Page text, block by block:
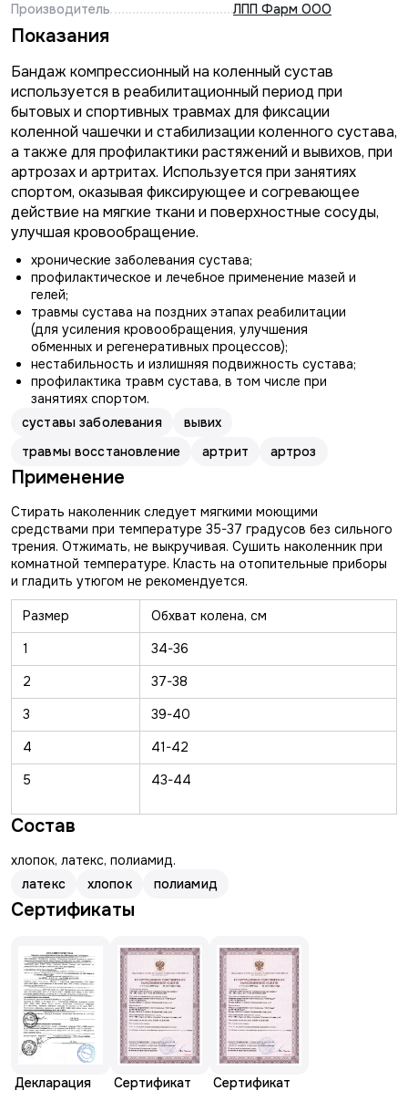
Производитель
ЛПП Фарм ООО
Показания
Бандаж компрессионный на коленный сустав
используется в реабилитационный период при
бытовых и спортивных травмах для фиксации
коленной чашечки и стабилизации коленного сустава,
а также для профилактики растяжений и вывихов, при
артрозах и артритах. Используется при занятиях
спортом, оказывая фиксирующее и согревающее
действие на мягкие ткани и поверхностные сосуды,
улучшая кровообращение.
хронические заболевания сустава;
профилактическое и лечебное применение мазей и
гелей;
травмы сустава на поздних этапах реабилитации
(для усиления кровообращения, улучшения
обменных и регенеративных процессов);
нестабильность и излишняя подвижность сустава;
профилактика травм сустава, в том числе при
занятиях спортом.
суставы заболевания
вывих
травмы восстановление
артрит артроз
Применение
Стирать наколенник следует мягкими моющими
средствами при температуре 35-37 градусов без сильного
трения. Отжимать, не выкручивая. Сушить наколенник при
комнатной температуре. Класть на отопительные приборы
и гладить утюгом не рекомендуется.
Размер
Обхват колена, см
1
34-36
2
37-38
3
39-40
4
41-42
5
43-44
Состав
хлопок, латекс, полиамид.
латекс
хлопок полиамид
Сертификаты
Декларация Сертификат Сертификат